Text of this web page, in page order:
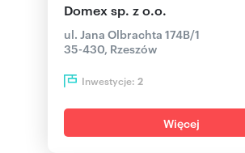
Domex sp. z o.o.
ul. Jana Olbrachta 174B/1
35-430, Rzeszów
Inwestycje: 2
Więcej